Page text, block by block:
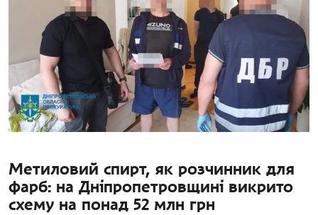
Метиловий спирт, як розчинник для
фарб: на Дніпропетровщині викрито
схему на понад 52 млн грн